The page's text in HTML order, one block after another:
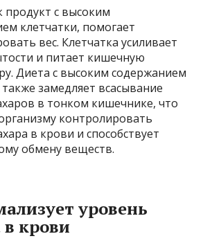
продукт с высоким
клетчатки, помогает
вес. Клетчатка усиливает
и питает кишечную
Диета с высоким содержанием
замедляет всасывание
в тонком кишечнике, что
контролировать
в крови и способствует
обмену веществ.
уровень
в крови